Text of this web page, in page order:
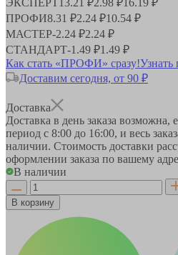
ПРОФИ8.31 ₽2.24 ₽10.54 ₽
МАСТЕР-2.24 ₽2.24 ₽
СТАНДАРТ-1.49 ₽1.49 ₽
Как стать «ПРОФИ» сразу!Узнать
Доставим сегодня, от 90 ₽
Доставка
Доставка в день заказа возможна,
период с 8:00 до 16:00, и весь
наличии. Стоимость доставки
оформлении заказа по вашему
В наличии
В корзину